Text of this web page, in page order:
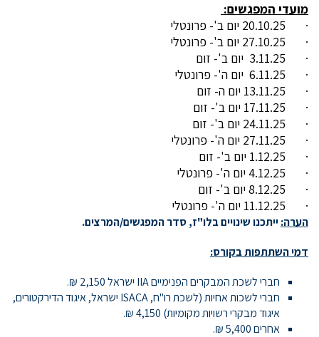
מועדי המפגשים:
· 20.10.25 יום ב'- פרונטלי
· 27.10.25 יום ב'- פרונטלי
· 3.11.25 יום ב'- זום
· 6.11.25 יום ה'- פרונטלי
· 13.11.25 יום ה- זום
· 17.11.25 יום ב'- זום
· 24.11.25 יום ב'- זום
· 27.11.25 יום ה'- פרונטלי
· 1.12.25 יום ב'- זום
· 4.12.25 יום ה'- פרונטלי
· 8.12.25 יום ב'- זום
· 11.12.25 יום ה'- פרונטלי
הערה:ייתכנו שינויים בלו"ז, סדר המפגשים/המרצים.
דמי השתתפות בקורס:
חברי לשכת המבקרים הפנימיים IIA ישראל 2,150 ₪.
חברי לשכות אחיות (לשכת רו"ח, ISACA ישראל, איגוד הדירקטורים,
איגוד מבקרי רשויות מקומיות) 4,150 ₪.
אחרים 5,400 ₪.